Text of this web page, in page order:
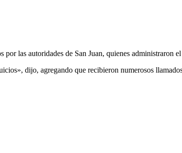
las autoridades de San Juan, quienes administraron
dijo, agregando que recibieron numerosos